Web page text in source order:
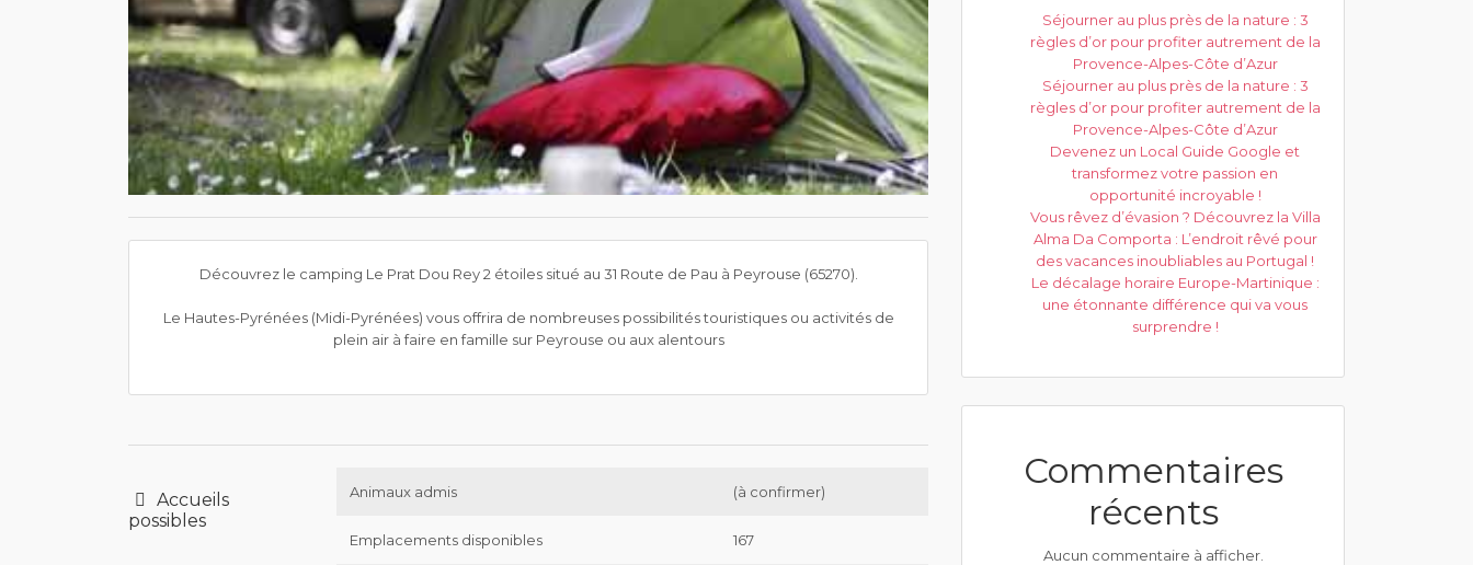
Découvrez le camping Le Prat Dou Rey 2 étoiles situé au 31 Route de Pau à Peyrouse (65270).
Le Hautes-Pyrénées (Midi-Pyrénées) vous offrira de nombreuses possibilités touristiques ou activités de
plein air à faire en famille sur Peyrouse ou aux alentours
Accueils
possibles
Animaux admis (à confirmer)
Emplacements disponibles 167
Séjourner au plus près de la nature : 3
règles d’or pour profiter autrement de la
Provence-Alpes-Côte d’Azur
Séjourner au plus près de la nature : 3
règles d’or pour profiter autrement de la
Provence-Alpes-Côte d’Azur
Devenez un Local Guide Google et
transformez votre passion en
opportunité incroyable !
Vous rêvez d’évasion ? Découvrez la Villa
Alma Da Comporta : L’endroit rêvé pour
des vacances inoubliables au Portugal !
Le décalage horaire Europe-Martinique :
une étonnante différence qui va vous
surprendre !
Commentaires
récents
Aucun commentaire à afficher.